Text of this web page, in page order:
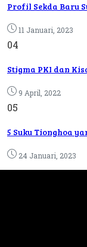
Profil Sekda Baru
11 Januari, 2023
04
Stigma PKI dan
9 April, 2022
05
5 Suku Tionghoa
24 Januari, 2023